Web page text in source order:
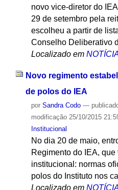
novo vice-diretor do
29 de setembro pela
escolheu a partir de
Conselho Deliberativo
Localizado em
Novo regimento
de polos do IEA
por Sandra Codo —
modificação25/10/2015
Institucional
No dia 20 de maio,
Regimento do IEA,
institucional: normas
polos do Instituto nos
Localizado em